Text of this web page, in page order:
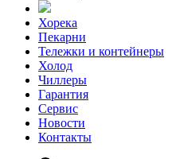
Хорека
Пекарни
Тележки и контейнеры
Холод
Чиллеры
Гарантия
Сервис
Новости
Контакты